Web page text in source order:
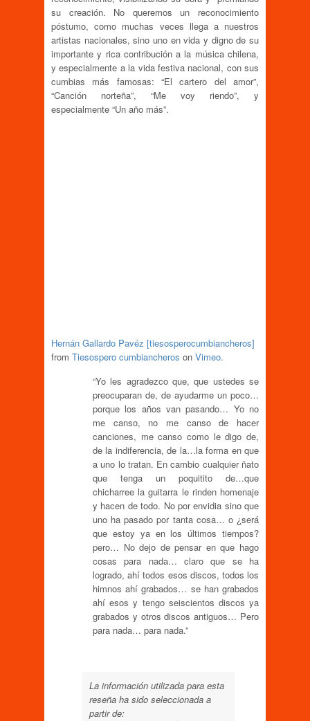
su creación. No queremos un reconocimiento
póstumo, como muchas veces llega a nuestros
artistas nacionales, sino uno en vida y digno de su
importante y rica contribución a la música chilena,
y especialmente a la vida festiva nacional, con sus
cumbias más famosas: “El cartero del amor”,
“Canción norteña”, “Me voy riendo”, y
especialmente “Un año más”.
Hernán Gallardo Pavéz [tiesosperocumbiancheros]
from Tiesospero cumbiancheros on Vimeo.
“Yo les agradezco que, que ustedes se
preocuparan de, de ayudarme un poco…
porque los años van pasando… Yo no
me canso, no me canso de hacer
canciones, me canso como le digo de,
de la indiferencia, de la…la forma en que
a uno lo tratan. En cambio cualquier ñato
que tenga un poquitito de…que
chicharree la guitarra le rinden homenaje
y hacen de todo. No por envidia sino que
uno ha pasado por tanta cosa… o ¿será
que estoy ya en los últimos tiempos?
pero… No dejo de pensar en que hago
cosas para nada… claro que se ha
logrado, ahí todos esos discos, todos los
himnos ahí grabados… se han grabados
ahí esos y tengo seiscientos discos ya
grabados y otros discos antiguos… Pero
para nada… para nada.”
La información utilizada para esta
reseña ha sido seleccionada a
partir de: